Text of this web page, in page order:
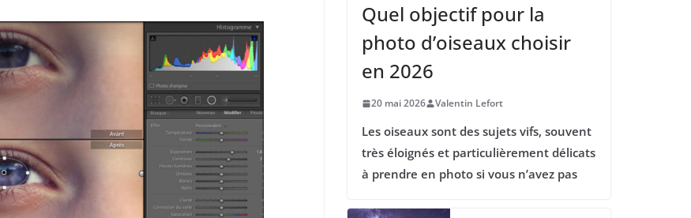
Quel objectif pour la
photo d’oiseaux choisir
en 2026
20 mai 2026 Valentin Lefort
Les oiseaux sont des sujets vifs, souvent
très éloignés et particulièrement délicats
à prendre en photo si vous n’avez pas